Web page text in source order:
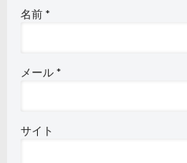
名前 *
メール *
サイト